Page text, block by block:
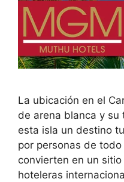
La ubicación en el
de arena blanca y su
esta isla un destino
por personas de
convierten en un
hoteleras